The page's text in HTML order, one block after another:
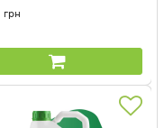
грн